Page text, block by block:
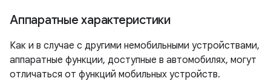
Аппаратные характеристики
Как и в случае с другими немобильными устройствами,
аппаратные функции, доступные в автомобилях, могут
отличаться от функций мобильных устройств.